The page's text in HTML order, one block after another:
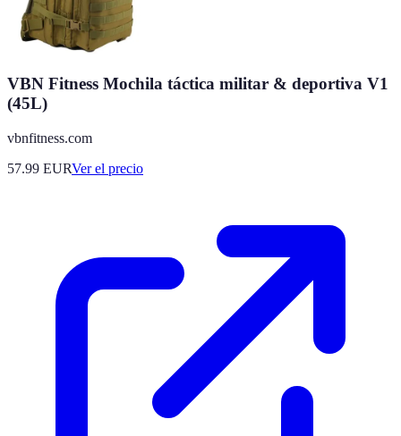
VBN Fitness Mochila táctica militar & deportiva V1
(45L)
vbnfitness.com
57.99 EURVer el precio